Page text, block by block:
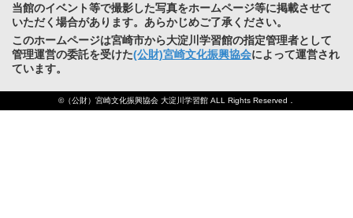
当館のイベント等で撮影した写真をホームページ等に掲載させて
いただく場合があります。あらかじめご了承ください。
このホームページは宮崎市から大淀川学習館の指定管理者として
管理運営の委託を受けた(公財)宮崎文化振興協会によって運営され
ています。
©（公財）宮崎文化振興協会 大淀川学習館 ALL Rights Reserved．